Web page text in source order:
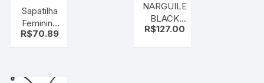
Sapatilha
Feminina
Moleca
R$70.89
NARGUILE
BLACK
HOOKAH
R$127.00